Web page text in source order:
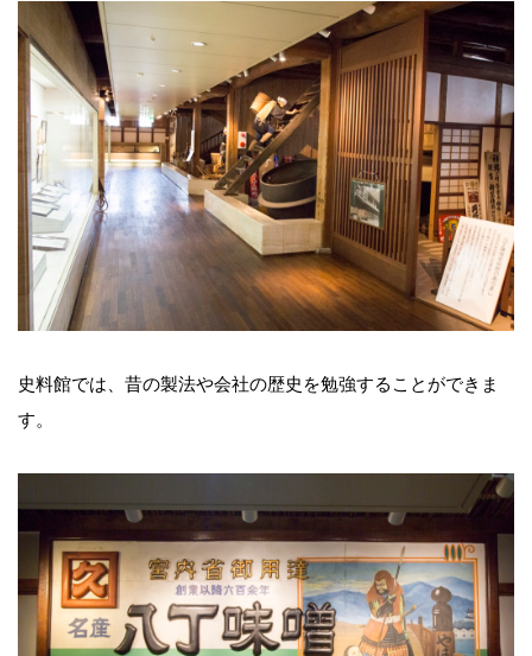
史料館では、昔の製法や会社の歴史を勉強することができま
す。